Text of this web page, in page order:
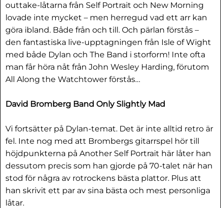
outtake-låtarna från Self Portrait och New Morning
lovade inte mycket – men herregud vad ett arr kan
göra ibland. Både från och till. Och pärlan förstås –
den fantastiska live-upptagningen från Isle of Wight
med både Dylan och The Band i storform! Inte ofta
man får höra nåt från John Wesley Harding, förutom
All Along the Watchtower förstås…
David Bromberg Band Only Slightly Mad
Vi fortsätter på Dylan-temat. Det är inte alltid retro är
fel. Inte nog med att Brombergs gitarrspel hör till
höjdpunkterna på Another Self Portrait här låter han
dessutom precis som han gjorde på 70-talet när han
stod för några av rotrockens bästa plattor. Plus att
han skrivit ett par av sina bästa och mest personliga
låtar.